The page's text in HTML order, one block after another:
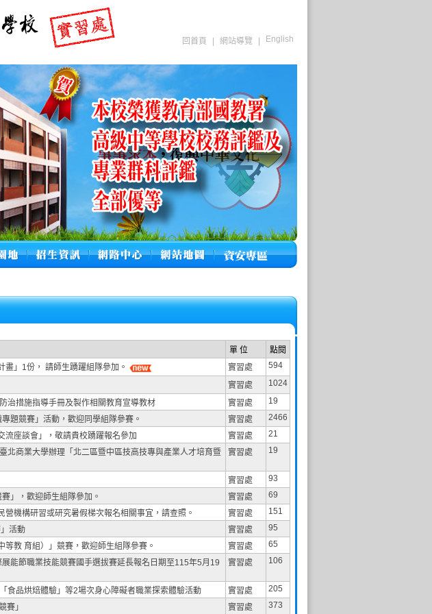
回首頁 網站導覽 English
單 位
點閱
」1份， 請師生踴躍組隊參加。 實習處
594
實習處
1024
治措施指導手冊及製作相關教育宣導教材 實習處
19
題競賽」活動，歡迎同學組隊參賽。 實習處
2466
流座談會」，敬請貴校踴躍報名參加 實習處
21
北商業大學辦理「北二區暨中區技高技專與產業人才培育暨
實習處 19
實習處
93
」，歡迎師生組隊參加。 實習處
69
機構研習或研究暑假梯次報名相關事宜，請查照。 實習處
151
活動 實習處
95
等教 育組）」競賽，歡迎師生組隊參賽。 實習處
65
能節職業技能競賽國手選拔賽延長報名日期至115年5月19
實習處 106
食品烘焙體驗」等2場次身心障礙者職業探索體驗活動 實習處
205
賽」 實習處 373